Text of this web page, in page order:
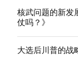
核武问题的新发
仗吗？》
大选后川普的战